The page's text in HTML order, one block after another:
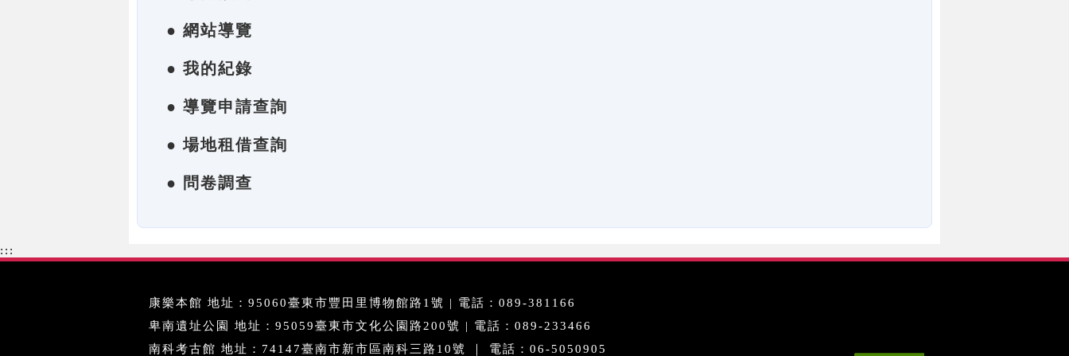
● 網站導覽
● 我的紀錄
● 導覽申請查詢
● 場地租借查詢
● 問卷調查
:::
康樂本館 地址：95060臺東市豐田里博物館路1號 | 電話：089-381166
卑南遺址公園 地址：95059臺東市文化公園路200號 | 電話：089-233466
南科考古館 地址：74147臺南市新市區南科三路10號 ｜ 電話：06-5050905